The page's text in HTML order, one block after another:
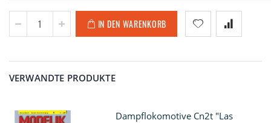
IN DEN WARENKORB
VERWANDTE PRODUKTE
Dampflokomotive Cn2t "Las